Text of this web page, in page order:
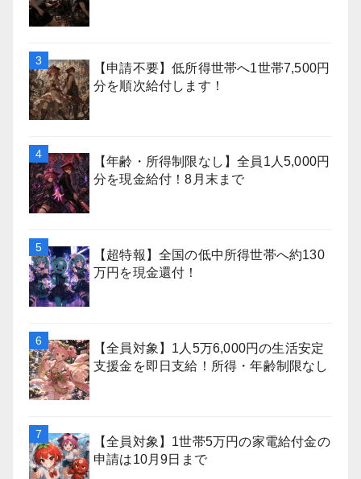
【申請不要】低所得世帯へ1世帯7,500円
分を順次給付します！
【年齢・所得制限なし】全員1人5,000円
分を現金給付！8月末まで
【超特報】全国の低中所得世帯へ約130
万円を現金還付！
【全員対象】1人5万6,000円の生活安定
支援金を即日支給！所得・年齢制限なし
【全員対象】1世帯5万円の家電給付金の
申請は10月9日まで